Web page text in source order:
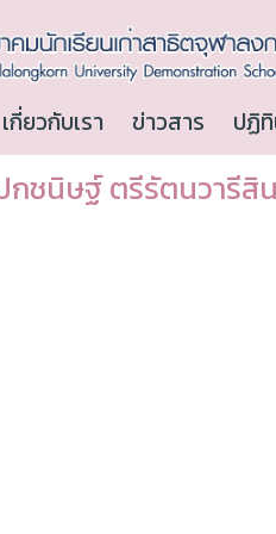
เกี่ยวกับเรา ข่าวสาร ปฏิ
กชนิษฐ์ ตรีรัตนวารีสิ